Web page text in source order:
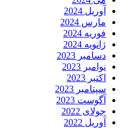
آوریل 2024
مارس 2024
فوریه 2024
ژانویه 2024
دسامبر 2023
نوامبر 2023
اکتبر 2023
سپتامبر 2023
آگوست 2023
جولای 2022
آوریل 2022